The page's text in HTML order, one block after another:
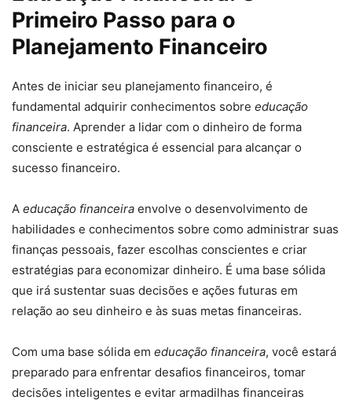
Primeiro Passo para o
Planejamento Financeiro
Antes de iniciar seu planejamento financeiro, é
fundamental adquirir conhecimentos sobre educação
financeira. Aprender a lidar com o dinheiro de forma
consciente e estratégica é essencial para alcançar o
sucesso financeiro.
A educação financeira envolve o desenvolvimento de
habilidades e conhecimentos sobre como administrar suas
finanças pessoais, fazer escolhas conscientes e criar
estratégias para economizar dinheiro. É uma base sólida
que irá sustentar suas decisões e ações futuras em
relação ao seu dinheiro e às suas metas financeiras.
Com uma base sólida em educação financeira, você estará
preparado para enfrentar desafios financeiros, tomar
decisões inteligentes e evitar armadilhas financeiras